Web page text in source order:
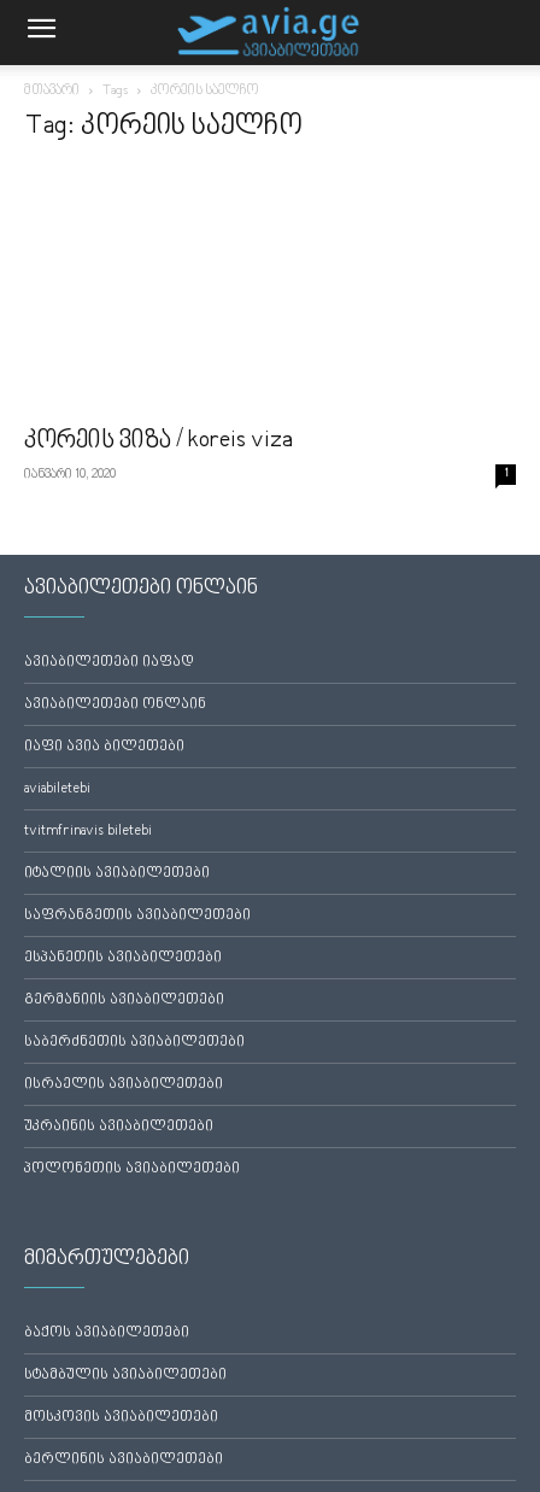
მთავარი Tags კორეის საელჩო
Tag: კორეის საელჩო
კორეის ვიზა / koreis viza
იანვარი 10, 2020 1
ავიაბილეთები ონლაინ
ავიაბილეთები იაფად
ავიაბილეთები ონლაინ
იაფი ავია ბილეთები
aviabiletebi
tvitmfrinavis biletebi
იტალიის ავიაბილეთები
საფრანგეთის ავიაბილეთები
ესპანეთის ავიაბილეთები
გერმანიის ავიაბილეთები
საბერძნეთის ავიაბილეთები
ისრაელის ავიაბილეთები
უკრაინის ავიაბილეთები
პოლონეთის ავიაბილეთები
მიმართულებები
ბაქოს ავიაბილეთები
სტამბულის ავიაბილეთები
მოსკოვის ავიაბილეთები
ბერლინის ავიაბილეთები